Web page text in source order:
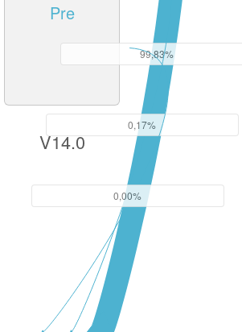
Pre
V14.0
99,83%
0,17%
0,00%